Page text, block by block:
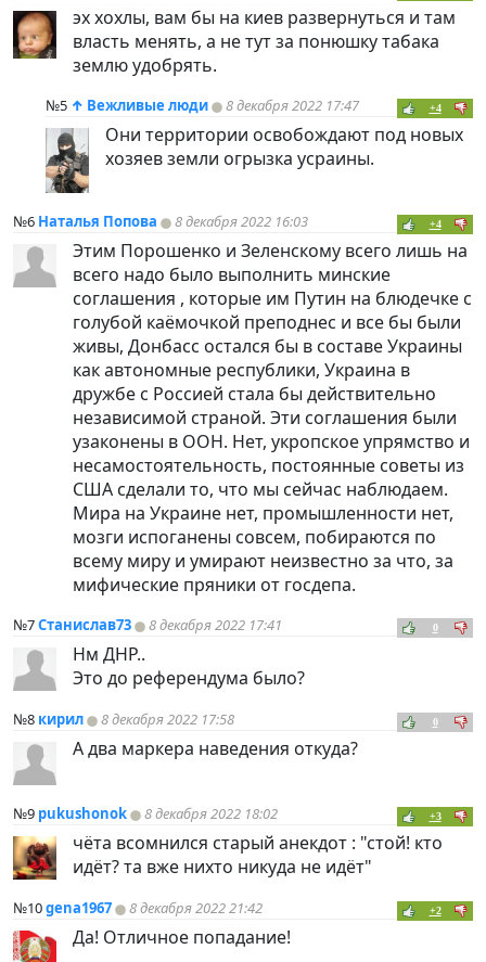
эх хохлы, вам бы на киев развернуться и там
власть менять, а не тут за понюшку табака
землю удобрять.
№5 ↑ Вежливые люди 8 декабря 2022 17:47 +4
Они территории освобождают под новых
хозяев земли огрызка усраины.
№6 Наталья Попова 8 декабря 2022 16:03 +4
Этим Порошенко и Зеленскому всего лишь на
всего надо было выполнить минские
соглашения , которые им Путин на блюдечке с
голубой каёмочкой преподнес и все бы были
живы, Донбасс остался бы в составе Украины
как автономные республики, Украина в
дружбе с Россией стала бы действительно
независимой страной. Эти соглашения были
узаконены в ООН. Нет, укропское упрямство и
несамостоятельность, постоянные советы из
США сделали то, что мы сейчас наблюдаем.
Мира на Украине нет, промышленности нет,
мозги испоганены совсем, побираются по
всему миру и умирают неизвестно за что, за
мифические пряники от госдепа.
№7Станислав73 8 декабря 2022 17:41 0
Нм ДНР..
Это до референдума было?
№8 кирил 8 декабря 2022 17:58 0
А два маркера наведения откуда?
№9 pukushonok 8 декабря 2022 18:02 +3
чёта всомнился старый анекдот : "стой! кто
идёт? та вже нихто никуда не идёт"
№10gena1967 8 декабря 2022 21:42 +2
Да! Отличное попадание!